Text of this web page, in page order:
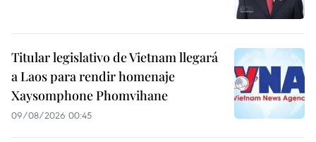
Titular legislativo de Vietnam llegará
a Laos para rendir homenaje
Xaysomphone Phomvihane
09/08/2026 00:45